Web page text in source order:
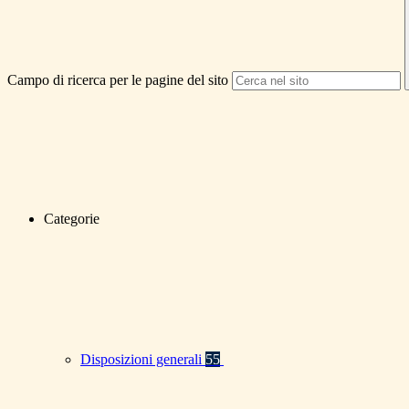
Campo di ricerca per le pagine del sito
Categorie
Disposizioni generali 55